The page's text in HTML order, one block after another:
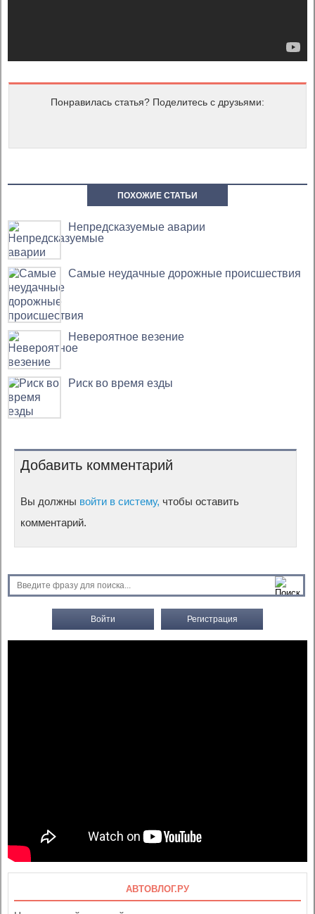
Понравилась статья? Поделитесь с друзьями:
ПОХОЖИЕ СТАТЬИ
Непредсказуемые аварии
Самые неудачные дорожные происшествия
Невероятное везение
Риск во время езды
Добавить комментарий
Вы должны войти в систему, чтобы оставить
комментарий.
Войти Регистрация
АВТОВЛОГ.РУ